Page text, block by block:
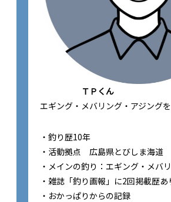
ＴＰくん
エギング・メバリング・アジングを
・釣り歴10年
・活動拠点 広島県とびしま海道
・メインの釣り：エギング・メバ
・雑誌「釣り画報」に2回掲載歴あ
・おかっぱりからの記録